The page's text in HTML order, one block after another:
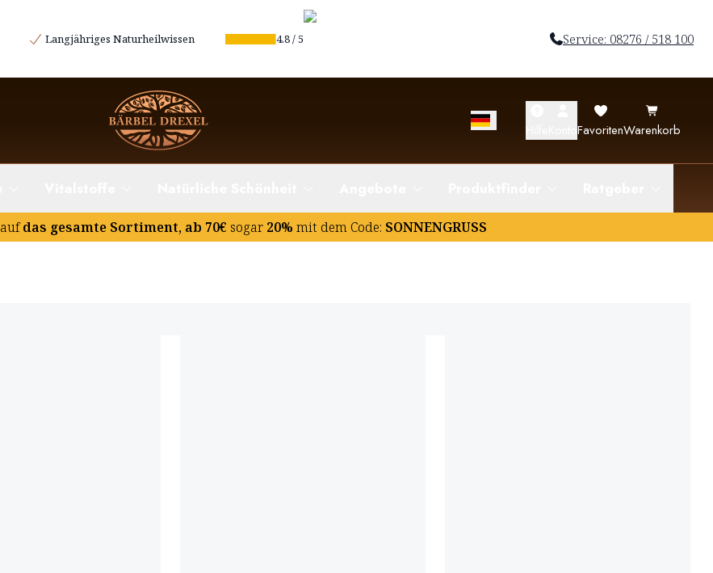
Langjähriges Naturheilwissen 4.8/5 Service: 08276 / 518 100
FavoritenWarenkorb
aufdas gesamte Sortiment, ab 70€ sogar 20% mit dem Code: SONNENGRUSS